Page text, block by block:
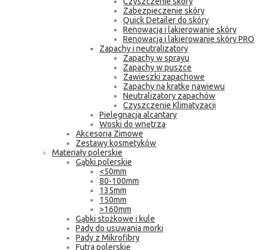
Zabezpieczenie skóry
Quick Detailer do skóry
Renowacja i lakierowanie skóry
Renowacja i lakierowanie skóry PRO
Zapachy i neutralizatory
Zapachy w sprayu
Zapachy w puszce
Zawieszki zapachowe
Zapachy na kratkę nawiewu
Neutralizatory zapachów
Czyszczenie Klimatyzacji
Pielęgnacja alcantary
Woski do wnętrza
Akcesoria Zimowe
Zestawy kosmetyków
Materiały polerskie
Gąbki polerskie
<50mm
80-100mm
135mm
150mm
>160mm
Gąbki stożkowe i kule
Pady do usuwania morki
Pady z Mikrofibry
Futra polerskie